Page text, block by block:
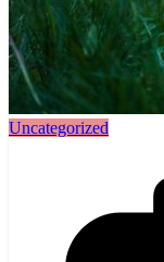
Uncategorized